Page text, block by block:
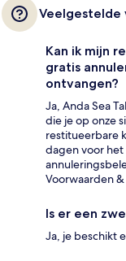
Veelgestelde
Kan ik mijn
gratis
ontvangen?
Ja, Anda Sea
die je op onze
restitueerbare
dagen voor het
Voorwaarden
Is er een
Ja, je beschikt